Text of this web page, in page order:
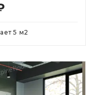
5 м2